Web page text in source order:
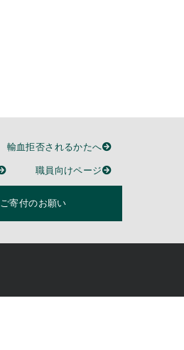
輸血拒否されるかたへ
職員向けページ
ご寄付のお願い